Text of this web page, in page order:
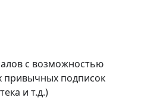
с возможностью
привычных подписок
и т.д.)